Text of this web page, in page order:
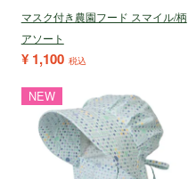
マスク付き農園フード スマイル/柄
アソート
¥ 1,100 税込
NEW